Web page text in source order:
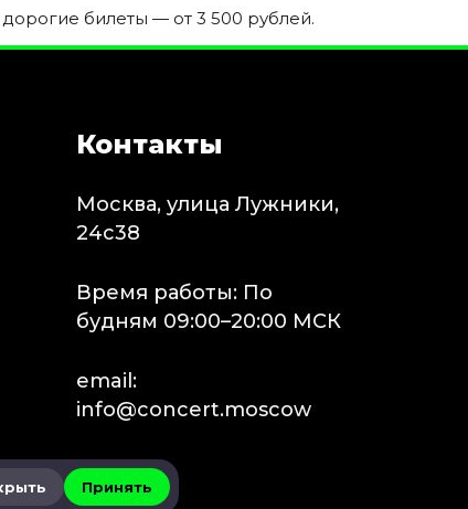
билеты — от 3 500 рублей.
Контакты
Москва, улица Лужники,
24с38
Время работы: По
будням 09:00–20:00 МСК
email:
info@concert.moscow
Принять